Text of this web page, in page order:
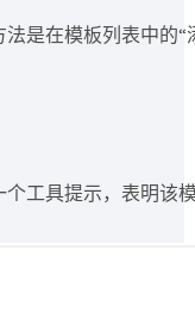
是在模板列表中的
工具提示，表明该